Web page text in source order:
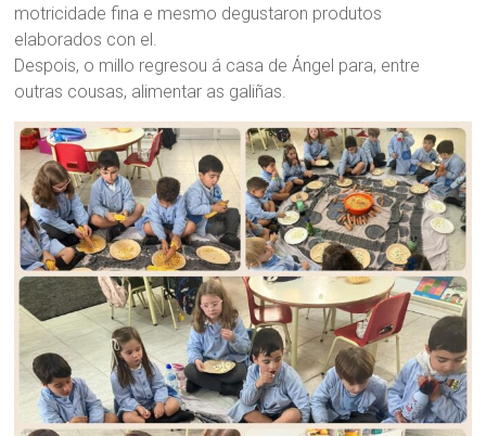
motricidade fina e mesmo degustaron produtos
elaborados con el.
Despois, o millo regresou á casa de Ángel para, entre
outras cousas, alimentar as galiñas.